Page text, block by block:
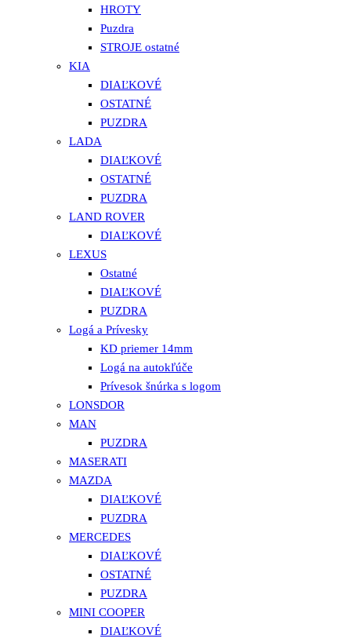
HROTY
Puzdra
STROJE ostatné
KIA
DIAĽKOVÉ
OSTATNÉ
PUZDRA
LADA
DIAĽKOVÉ
OSTATNÉ
PUZDRA
LAND ROVER
DIAĽKOVÉ
LEXUS
Ostatné
DIAĽKOVÉ
PUZDRA
Logá a Prívesky
KD priemer 14mm
Logá na autokľúče
Prívesok šnúrka s logom
LONSDOR
MAN
PUZDRA
MASERATI
MAZDA
DIAĽKOVÉ
PUZDRA
MERCEDES
DIAĽKOVÉ
OSTATNÉ
PUZDRA
MINI COOPER
DIAĽKOVÉ